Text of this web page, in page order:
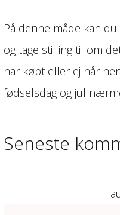
På denne måde kan
og tage stilling til om
har købt eller ej når
fødselsdag og jul
Seneste